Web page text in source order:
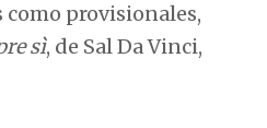
como provisionales,
sì, de Sal Da Vinci,